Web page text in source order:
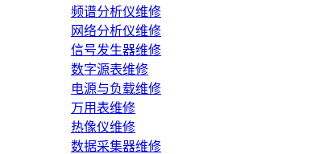
频谱分析仪维修
网络分析仪维修
信号发生器维修
数字源表维修
电源与负载维修
万用表维修
热像仪维修
数据采集器维修